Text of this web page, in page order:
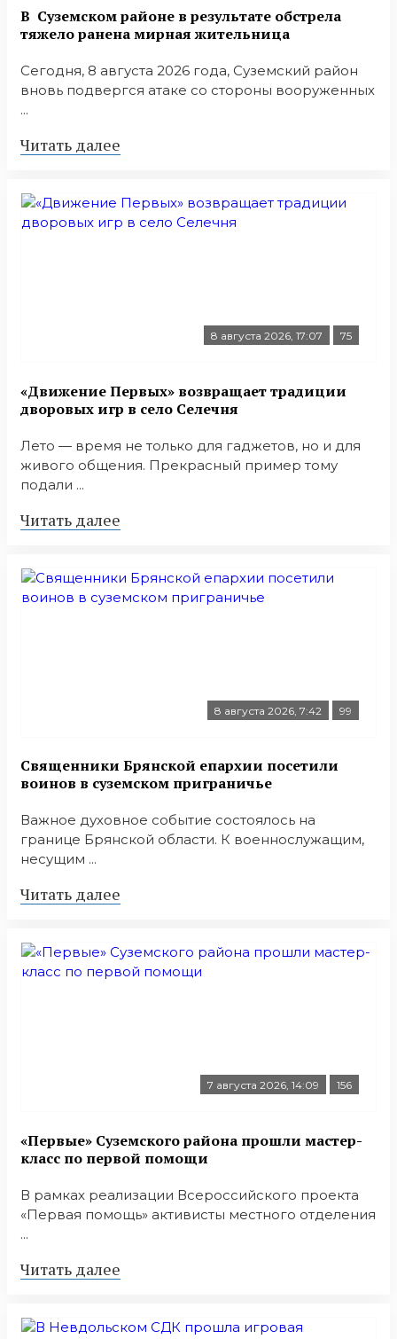
В Суземском районе в результате обстрела
тяжело ранена мирная жительница
Сегодня, 8 августа 2026 года, Суземский район
вновь подвергся атаке со стороны вооруженных
...
Читать далее
8 августа 2026, 17:07 75
«Движение Первых» возвращает традиции
дворовых игр в село Селечня
Лето — время не только для гаджетов, но и для
живого общения. Прекрасный пример тому
подали ...
Читать далее
8 августа 2026, 7:42 99
Священники Брянской епархии посетили
воинов в суземском приграничье
Важное духовное событие состоялось на
границе Брянской области. К военнослужащим,
несущим ...
Читать далее
7 августа 2026, 14:09 156
«Первые» Суземского района прошли мастер-
класс по первой помощи
В рамках реализации Всероссийского проекта
«Первая помощь» активисты местного отделения
...
Читать далее